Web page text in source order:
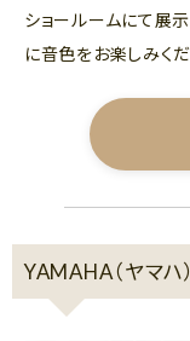
ショールームにて展
に音色をお楽しみく
YAMAHA（ヤマ